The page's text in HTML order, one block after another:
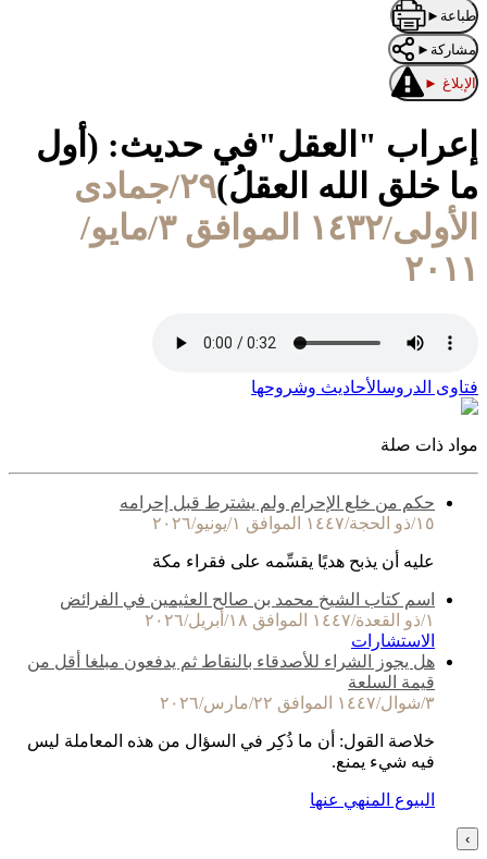
طباعة ►
مشاركة ►
الإبلاغ ►
إعراب "العقل"في حديث: (أول
ما خلق الله العقلُ)
٢٩/جمادى
الأولى/١٤٣٢ الموافق ٣/مايو/
٢٠١١
فتاوى الدروسالأحاديث وشروحها
مواد ذات صلة
حكم من خلع الإحرام ولم يشترط قبل إحرامه
١٥/ذو الحجة/١٤٤٧ الموافق ١/يونيو/٢٠٢٦
عليه أن يذبح هديًا يقسِّمه على فقراء مكة
اسم كتاب الشيخ محمد بن صالح العثيمين في الفرائض
١/ذو القعدة/١٤٤٧ الموافق ١٨/أبريل/٢٠٢٦
الاستشارات
هل يجوز الشراء للأصدقاء بالنقاط ثم يدفعون مبلغا أقل من
قيمة السلعة
٣/شوال/١٤٤٧ الموافق ٢٢/مارس/٢٠٢٦
خلاصة القول: أن ما ذُكِر في السؤال من هذه المعاملة ليس
فيه شيء يمنع.
البيوع المنهي عنها
›